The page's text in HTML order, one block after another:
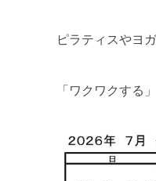
ピラティスやヨ
「ワクワクする